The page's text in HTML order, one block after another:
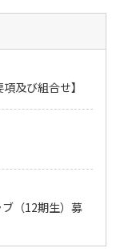
及び組合せ】
（12期生）募